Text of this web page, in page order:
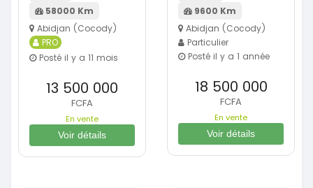
58000 Km
Abidjan (Cocody)
PRO
Posté il y a 11 mois
13 500 000
FCFA
En vente
Voir détails
9600 Km
Abidjan (Cocody)
Particulier
Posté il y a 1 année
18 500 000
FCFA
En vente
Voir détails